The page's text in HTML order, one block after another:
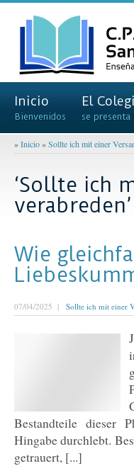
Inicio
Bienvenidos
El
se presenta
»Inicio»Sollte ich mit einer
‘Sollte ich
verabreden’
Wie
07/04/2025 | Sollte ich mit einer
Bestandteile dieser
Hingabe durchlebt.
getrauert, [...]